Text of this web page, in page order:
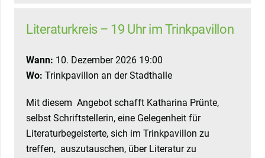
Literaturkreis – 19 Uhr im Trinkpavillon
Wann: 10. Dezember 2026 19:00
Wo: Trinkpavillon an der Stadthalle
Mit diesem Angebot schafft Katharina Prünte,
selbst Schriftstellerin, eine Gelegenheit für
Literaturbegeisterte, sich im Trinkpavillon zu
treffen, auszutauschen, über Literatur zu